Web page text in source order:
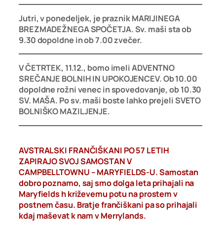
Jutri, v ponedeljek, je praznik MARIJINEGA
BREZMADEŽNEGA SPOČETJA. Sv. maši sta ob
9.30 dopoldne in ob 7.00 zvečer.
V ČETRTEK, 11.12., bomo imeli ADVENTNO
SREČANJE BOLNIH IN UPOKOJENCEV. Ob 10.00
dopoldne rožni venec in spovedovanje, ob 10.30
SV. MAŠA. Po sv. maši boste lahko prejeli SVETO
BOLNIŠKO MAZILJENJE.
AVSTRALSKI FRANČIŠKANI PO 57 LETIH
ZAPIRAJO SVOJ SAMOSTAN V
CAMPBELLTOWNU – MARYFIELDS-U. Samostan
dobro poznamo, saj smo dolga leta prihajali na
Maryfields h križevemu potu na prostem v
postnem času. Bratje frančiškani pa so prihajali
kdaj maševat k nam v Merrylands.